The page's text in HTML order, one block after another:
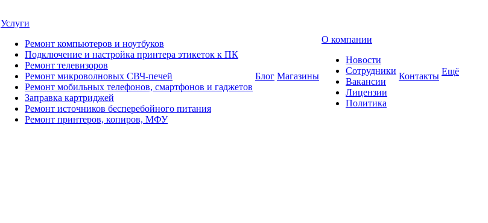
Услуги
Ремонт компьютеров и ноутбуков
Подключение и настройка принтера этикеток к ПК
Ремонт телевизоров
Ремонт микроволновых СВЧ-печей
Ремонт мобильных телефонов, смартфонов и гаджетов
Заправка картриджей
Ремонт источников бесперебойного питания
Ремонт принтеров, копиров, МФУ
Блог Магазины
О компании
Новости
Сотрудники
Вакансии
Лицензии
Политика
Контакты Ещё